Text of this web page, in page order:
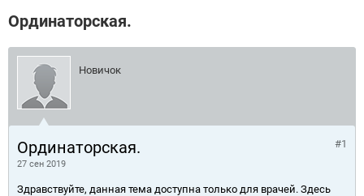
Ординаторская.
Новичок
Ординаторская.
27 сен 2019
#1
Здравствуйте, данная тема доступна только для врачей. Здесь